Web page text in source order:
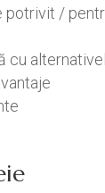
potrivit /
cu